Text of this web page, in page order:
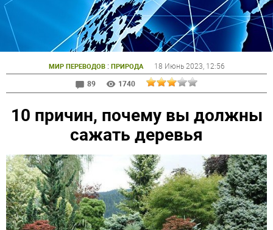
МИР ПЕРЕВОДОВ: ПРИРОДА 18 Июнь 2023 , 12:56
89
1740
10 причин, почему вы должны
сажать деревья